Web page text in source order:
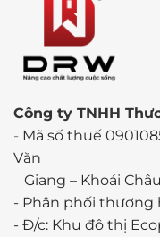
Công ty TNHH
- Mã số thuế
Văn
Giang – Khoái
- Phân phối thương
- Đ/c: Khu đô thị